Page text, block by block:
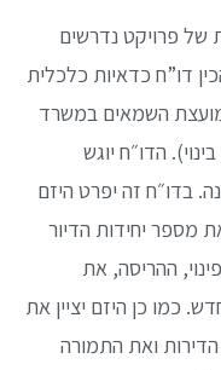
של פרויקט נדרשים
דו”ח כדאיות כלכלית
ידי מועצת השמאים במשרד
הדו״ח יוגש
בדו״ח זה יפרט היזם
מספר יחידות הדיור
ההריסה, את
כמו כן היזם יציין את
ואת התמורה